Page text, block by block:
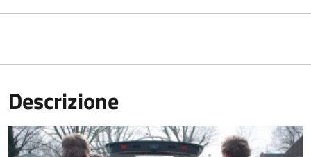
Descrizione